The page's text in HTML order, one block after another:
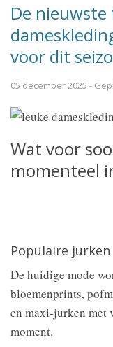
De
voor dit
05 december 2025 -
Wat voor
momenteel
Populaire jurken
De huidige mode
bloemenprints,
en maxi-jurken met
moment.